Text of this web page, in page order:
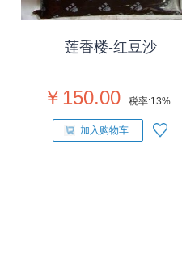
莲香楼-红豆沙
￥150.00 税率:13%
加入购物车